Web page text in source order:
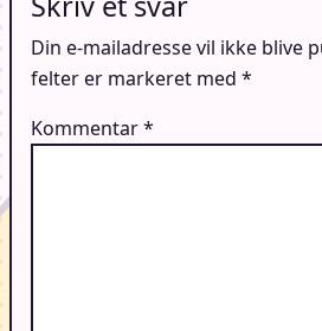
Din e-mailadresse vil ikke blive
felter er markeret med *
Kommentar*